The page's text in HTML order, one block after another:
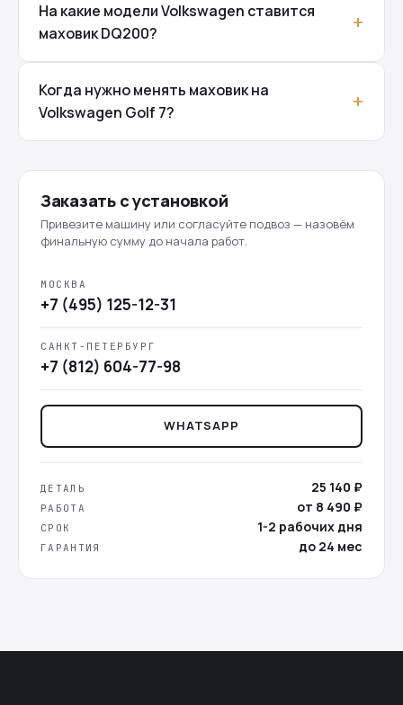
На какие модели Volkswagen ставится
маховик DQ200?
Когда нужно менять маховик на
Volkswagen Golf 7?
Заказать с установкой
Привезите машину или согласуйте подвоз — назовём
финальную сумму до начала работ.
МОСКВА
+7 (495) 125-12-31
САНКТ-ПЕТЕРБУРГ
+7 (812) 604-77-98
WHATSAPP
ДЕТАЛЬ 25 140 ₽
РАБОТА от 8 490 ₽
СРОК 1-2 рабочих дня
ГАРАНТИЯ до 24 мес